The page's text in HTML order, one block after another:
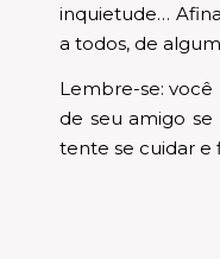
inquietude…
a todos, de
Lembre-se:
de seu amigo se
tente se cuidar e